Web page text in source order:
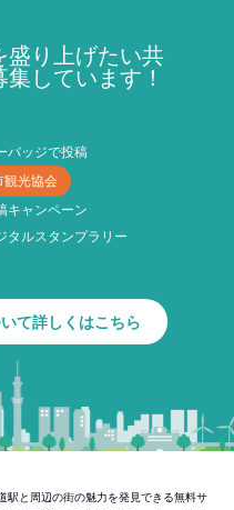
盛り上げたい共
しています！
バッジで投稿
光協会
キャンペーン
タルスタンプラリー
て詳しくはこちら
駅と周辺の街の魅力を発見できる無料サ